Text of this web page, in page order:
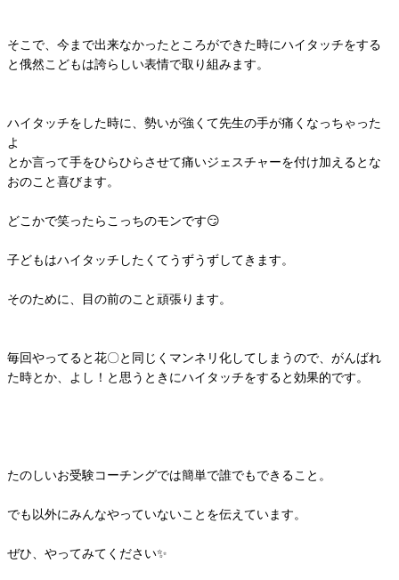
そこで、今まで出来なかったところができた時にハイタッチをする
と俄然こどもは誇らしい表情で取り組みます。
ハイタッチをした時に、勢いが強くて先生の手が痛くなっちゃった
よ
とか言って手をひらひらさせて痛いジェスチャーを付け加えるとな
おのこと喜びます。
どこかで笑ったらこっちのモンです😏
子どもはハイタッチしたくてうずうずしてきます。
そのために、目の前のこと頑張ります。
毎回やってると花〇と同じくマンネリ化してしまうので、がんばれ
た時とか、よし！と思うときにハイタッチをすると効果的です。
たのしいお受験コーチングでは簡単で誰でもできること。
でも以外にみんなやっていないことを伝えています。
ぜひ、やってみてください✨